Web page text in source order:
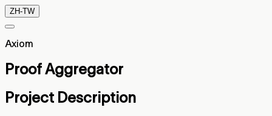
ZH-TW
Axiom
Proof Aggregator
Project Description